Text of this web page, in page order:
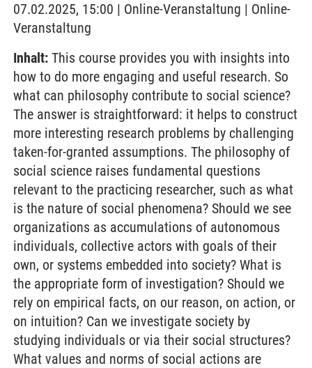
07.02.2025, 15:00 | Online-Veranstaltung | Online-
Veranstaltung
Inhalt: This course provides you with insights into
how to do more engaging and useful research. So
what can philosophy contribute to social science?
The answer is straightforward: it helps to construct
more interesting research problems by challenging
taken-for-granted assumptions. The philosophy of
social science raises fundamental questions
relevant to the practicing researcher, such as what
is the nature of social phenomena? Should we see
organizations as accumulations of autonomous
individuals, collective actors with goals of their
own, or systems embedded into society? What is
the appropriate form of investigation? Should we
rely on empirical facts, on our reason, on action, or
on intuition? Can we investigate society by
studying individuals or via their social structures?
What values and norms of social actions are